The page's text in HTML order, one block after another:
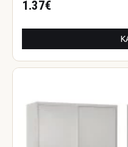
1.37€